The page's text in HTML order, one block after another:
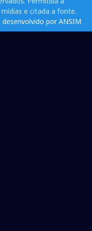
e citada a fonte.
desenvolvido por ANSIM